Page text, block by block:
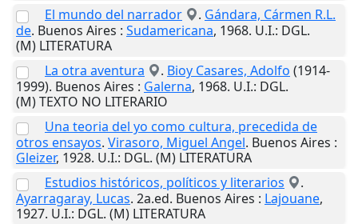
El mundo del narrador
. Gándara, Cármen R.L.
de. Buenos Aires : Sudamericana, 1968. U.I.: DGL.
(M) LITERATURA
La otra aventura
. Bioy Casares, Adolfo (1914-
1999). Buenos Aires : Galerna, 1968. U.I.: DGL.
(M) TEXTO NO LITERARIO
Una teoria del yo como cultura, precedida de
otros ensayos. Virasoro, Miguel Angel. Buenos Aires :
Gleizer, 1928. U.I.: DGL. (M) LITERATURA
Estudios históricos, políticos y literarios
.
Ayarragaray, Lucas. 2a.ed. Buenos Aires : Lajouane,
1927. U.I.: DGL. (M) LITERATURA